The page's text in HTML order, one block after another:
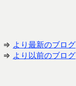
⇒ より最新のブログ
⇒ より以前のブログ